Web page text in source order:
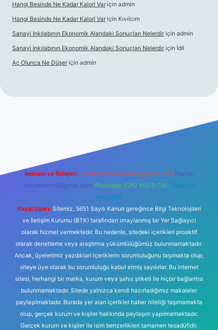
Hangi Besinde Ne Kadar Kalori Var için admin
Hangi Besinde Ne Kadar Kalori Var için Kıvılcım
Sanayi Inkılabının Ekonomik Alandaki Sonuçları Nelerdir için admin
Sanayi Inkılabının Ekonomik Alandaki Sonuçları Nelerdir için İdil
Aç Olunca Ne Düşer için admin
Reklam ve İletişim: E-mail: backlinkpaneli@gmail.com Teams:
forumhizmeti@gmail.com Whatsapp: 0262 606 0 726 Telegram:
@karabul
Yasal Uyarı: Sitemiz, 5651 Sayılı Kanun gereğince Bilgi Teknolojileri
ve İletişim Kurumu (BTK) tarafından onaylanmış bir Yer Sağlayıcı
olarak hizmet vermektedir. Bu nedenle, sitedeki içerikleri proaktif
olarak denetleme veya araştırma yükümlülüğümüz bulunmamaktadır.
Ancak, üyelerimiz yazdıkları içeriklerin sorumluluğunu taşımakta olup,
siteye üye olarak bu sorumluluğu kabul etmiş sayılırlar. Bu internet
sitesi, herhangi bir marka, kurum veya şahıs şirketi ile hiçbir bağlantısı
bulunmamaktadır. Sitede yalnızca kendi hazırladığımız makaleler
paylaşılmaktadır. Burada yer alan içerikler haber niteliği taşımamakta
olup, gerçek kurum ve kişiler hakkında paylaşım yapılmamaktadır.
Gerçek kurum ve kişiler ile isim benzerlikleri tamamen tesadüfidir.